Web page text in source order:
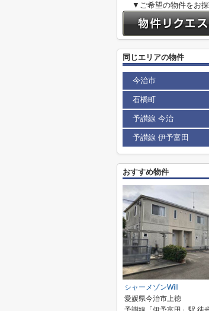
▼ご希望の物件をお
同じエリアの物件
今治市
石橋町
予讃線 今治
予讃線 伊予富田
おすすめ物件
シャーメゾンWill
愛媛県今治市上徳